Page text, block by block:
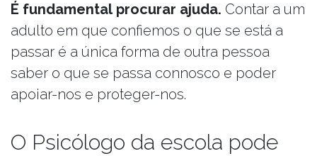
É fundamental procurar ajuda. Contar a um
adulto em que confiemos o que se está a
passar é a única forma de outra pessoa
saber o que se passa connosco e poder
apoiar-nos e proteger-nos.
O Psicólogo da escola pode